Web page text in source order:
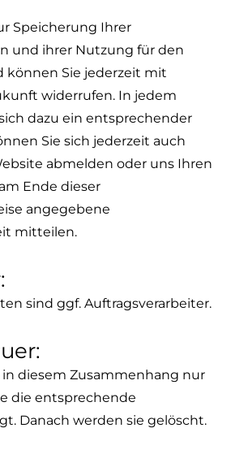
Speicherung Ihrer
und ihrer Nutzung für den
können Sie jederzeit mit
widerrufen. In jedem
dazu ein entsprechender
Sie sich jederzeit auch
abmelden oder uns Ihren
Ende dieser
angegebene
mitteilen.
sind ggf. Auftragsverarbeiter.
diesem Zusammenhang nur
die entsprechende
Danach werden sie gelöscht.